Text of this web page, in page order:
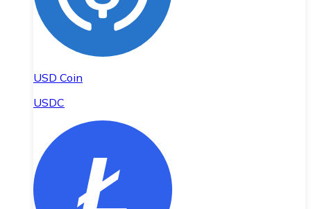
USD Coin
USDC